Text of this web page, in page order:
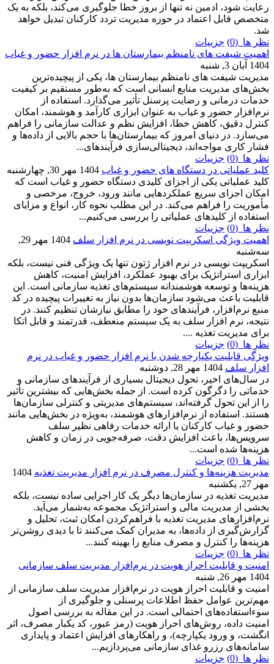
رعایت شود، ادمین نه تنها از بروز خطا جلوگیری می‌کند، بلکه به یک
متخصص قابل اعتماد در حوزه مدیریت تردد کارکنان تبدیل خواهد
شد.
نظر ها (0)
جزییات
اهمیت شیفت های نامنظم بیمارستان ها در نرم افزار حضور و غیاب
1404 آبان 3, شنبه
مدیریت شیفت های نامنظم بیمارستان ها، یکی از پیچیده‌ترین
بخش‌های مدیریت منابع انسانی است که به‌طور مستقیم بر کیفیت
خدمات درمانی و رضایت پرسنل تأثیر می‌گذارد. استفاده از
نرم‌افزار حضور و غیاب به عنوان ابزاری کارآمد و هوشمند، امکان
کنترل دقیق، کاهش خطا، افزایش نظم و عدالت سازمانی را فراهم
می‌سازد. در دنیای امروز که بیمارستان‌ها با حجم بالایی از داده‌ها و
فشار کاری مواجه‌اند، دیجیتالی‌سازی فرآیندهای...
نظر ها (0)
جزییات
کلید عملیاتی در دستگاه های حضور و غیاب 1404 مهر 30, چهارشنبه
کلید عملیاتی یکی از اجزای کلیدی دستگاه حضور و غیاب است که
امکان اجرای سریع عملکردهایی مانند ورود، خروج، مرخصی و
مأموریت را فراهم می‌کند. در این مطلب نحوه کار، انواع و مزایای
استفاده از کلیدهای عملیاتی را بررسی می‌کنیم...
نظر ها (0)
جزییات
اهمیت ویژگی اسکریپت نویسی در نرم افزار سلف
1404 مهر 29,
سه‌شنبه
اسکریپت نویسی در نرم افزار ژتون تنها یک ویژگی فنی نیست، بلکه
ابزاری استراتژیک برای بهبود عملکرد، افزایش امنیت، کاهش
هزینه‌ها و توسعه هوشمندانه سیستم‌های تغذیه سازمانی است. این
قابلیت باعث می‌شود سازمان‌ها بدون نیاز به تغییرات پیچیده در کد
منبع نرم‌افزار، فرآیندهای خود را مطابق نیازشان تنظیم کنند. در
نتیجه، نرم افزار سلف به یک سیستم منعطف، قدرتمند و قابل اتکا
برای مدیریت تغذیه ....
نظر ها (0)
جزییات
ویژگی قابلیت یکپارچه شدن با نرم افزار حضور و غیاب در نرم
افزار سلف 1404 مهر 28, دوشنبه
در سال‌های اخیر، تحول دیجیتال بسیاری از فرآیندهای سازمانی و
خدماتی را دگرگون کرده است. از جمله بخش‌هایی که بیشترین تأثیر
را از این تحول گرفته‌اند، سیستم‌های مدیریتی و کنترلی سازمان‌ها
هستند. استفاده از نرم‌افزارهای هوشمند، به‌ویژه در بخش‌هایی مانند
حضور و غیاب کارکنان یا ارائه خدمات رفاهی نظیر سلف
سرویس‌ها، باعث افزایش دقت، صرفه‌جویی در زمان و کاهش
هزینه‌ها شده است...
نظر ها (0)
جزییات
مدیریت هزینه‌ها و کنترل مصرف در نرم افزار مدیریت تغذیه 1404
مهر 27, یکشنبه
مدیریت تغذیه در سازمان‌ها دیگر یک کار اجرایی ساده نیست، بلکه
بخشی از مدیریت مالی و استراتژیک مجموعه به‌شمار می‌آید.
نرم‌افزارهای مدیریت تغذیه با فراهم‌کردن امکان ثبت، تحلیل و
گزارش‌گیری از داده‌ها، به مدیران کمک می‌کنند تا با دیدی روشن‌تر
هزینه‌ها را کنترل و مصرف منابع را بهینه کنند...
نظر ها (0)
جزییات
امنیت و قابلیت احراز هویت در نرم‌افزار مدیریت سلف سازمانی
1404 مهر 26, شنبه
امنیت و قابلیت احراز هویت در نرم‌افزار مدیریت سلف سازمانی از
مهم‌ترین عوامل حفظ اطلاعات پرسنلی و جلوگیری از
سوءاستفاده‌های احتمالی است. در این مقاله به بررسی اصول
امنیت داده، روش‌های احراز هویت (رمز عبور، کد یکبار مصرف، اثر
انگشت، و ورود یکپارچه)، و راهکارهای افزایش اعتماد و پایداری
سامانه‌های رزرو غذای سازمانی می‌پردازیم...
نظر ها (0)
جزییات